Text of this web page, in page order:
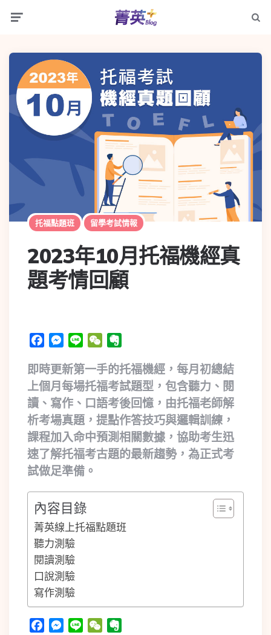
托福點題班 留學考試情報
2023年10月托福機經真
題考情回顧
FacebookMessenger
Line WeChat
即時更新第一手的托福機經，每月初總結
上個月每場托福考試題型，包含聽力、閱
讀、寫作、口語考後回憶，由托福老師解
析考場真題，提點作答技巧與邏輯訓練，
課程加入命中預測相關數據，協助考生迅
速了解托福考古題的最新趨勢，為正式考
試做足準備。
內容目錄
菁英線上托福點題班
聽力測驗
閱讀測驗
口說測驗
寫作測驗
FacebookMessenger
Line WeChat